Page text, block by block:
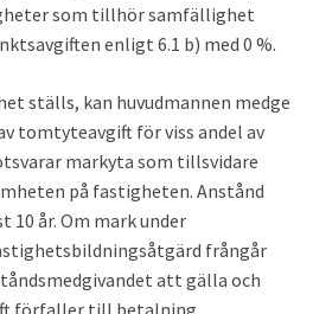
som tillhör samfällighet
enligt 6.1 b) med 0 %.
ställs, kan huvudmannen medge
tomtyteavgift för viss andel av
markyta som tillsvidare
på fastigheten. Anstånd
10 år. Om mark under
frångår
att gälla och
förfaller till betalning.